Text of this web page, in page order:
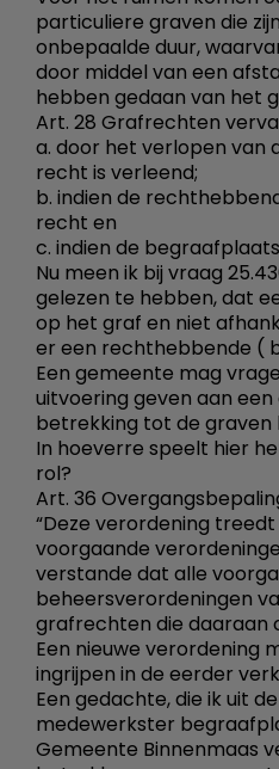
particuliere graven die
onbepaalde duur,
door middel van een
hebben gedaan van het
Art. 28 Grafrechten
a. door het verlopen van
recht is verleend;
b. indien de
recht en
c. indien de
Nu meen ik bij vraag
gelezen te hebben, dat
op het graf en niet
er een rechthebbende (
Een gemeente mag
uitvoering geven aan
betrekking tot de graven
In hoeverre speelt hier
rol?
Art. 36
“Deze verordening
voorgaande
verstande dat alle
beheersverordeningen
grafrechten die daaraan
Een nieuwe verordening
ingrijpen in de eerder
Een gedachte, die ik uit
medewerkster
Gemeente Binnenmaas